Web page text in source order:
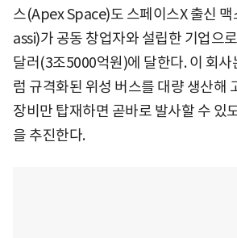
스(Apex Space)도 스페이스X 출신
assi)가 공동 창업자와 설립한 기업으
달러(3조5000억원)에 달한다. 이 회사
럼 규격화된 위성 버스를 대량 생산해
장비만 탑재하면 곧바로 발사할 수 있
을 추진한다.